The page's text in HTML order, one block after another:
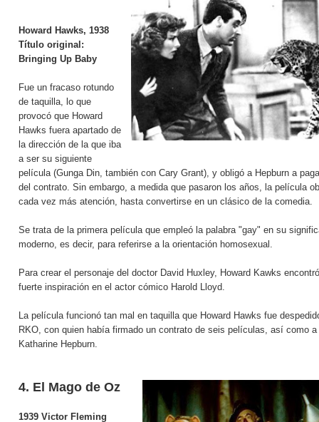
Howard Hawks, 1938
Título original:
Bringing Up Baby
Fue un fracaso rotundo
de taquilla, lo que
provocó que Howard
Hawks fuera apartado de
la dirección de la que iba
a ser su siguiente
película (Gunga Din, también con Cary Grant), y obligó a Hepburn a
del contrato. Sin embargo, a medida que pasaron los años, la película
cada vez más atención, hasta convertirse en un clásico de la comedia.
Se trata de la primera película que empleó la palabra "gay" en su
moderno, es decir, para referirse a la orientación homosexual.
Para crear el personaje del doctor David Huxley, Howard Kawks
fuerte inspiración en el actor cómico Harold Lloyd.
La película funcionó tan mal en taquilla que Howard Hawks fue
RKO, con quien había firmado un contrato de seis películas, así como
Katharine Hepburn.
4. El Mago de Oz
1939 Victor Fleming